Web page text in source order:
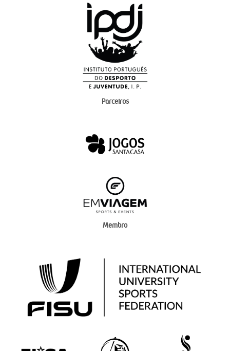
Parceiros
Membro